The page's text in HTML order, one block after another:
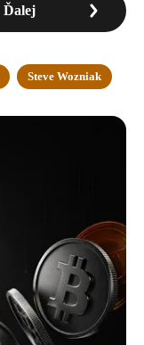
Ďalej
Steve Wozniak